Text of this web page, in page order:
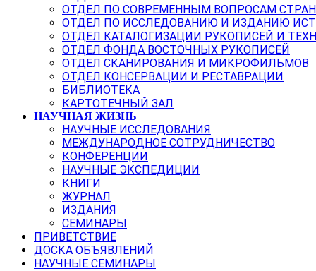
ОТДЕЛ ПО СОВРЕМЕННЫМ ВОПРОСАМ
ОТДЕЛ ПО ИССЛЕДОВАНИЮ И ИЗДАНИЮ
ОТДЕЛ КАТАЛОГИЗАЦИИ РУКОПИСЕЙ И
ОТДЕЛ ФОНДА ВОСТОЧНЫХ РУКОПИСЕЙ
ОТДЕЛ СКАНИРОВАНИЯ И МИКРОФИЛЬМОВ
ОТДЕЛ КОНСЕРВАЦИИ И РЕСТАВРАЦИИ
БИБЛИОТЕКА
КАРТОТЕЧНЫЙ ЗАЛ
НАУЧНАЯ ЖИЗНЬ
НАУЧНЫЕ ИССЛЕДОВАНИЯ
МЕЖДУНАРОДНОЕ СОТРУДНИЧЕСТВО
КОНФЕРЕНЦИИ
НАУЧНЫЕ ЭКСПЕДИЦИИ
КНИГИ
ЖУРНАЛ
ИЗДАНИЯ
СЕМИНАРЫ
ПРИВЕТСТВИЕ
ДОСКА ОБЪЯВЛЕНИЙ
НАУЧНЫЕ СЕМИНАРЫ